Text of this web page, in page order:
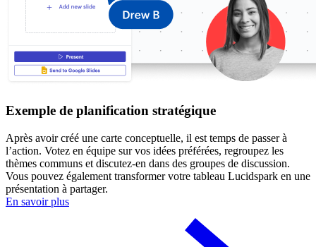
Exemple de planification stratégique
Après avoir créé une carte conceptuelle, il est temps de passer à
l’action. Votez en équipe sur vos idées préférées, regroupez les
thèmes communs et discutez-en dans des groupes de discussion.
Vous pouvez également transformer votre tableau Lucidspark en une
présentation à partager.
En savoir plus